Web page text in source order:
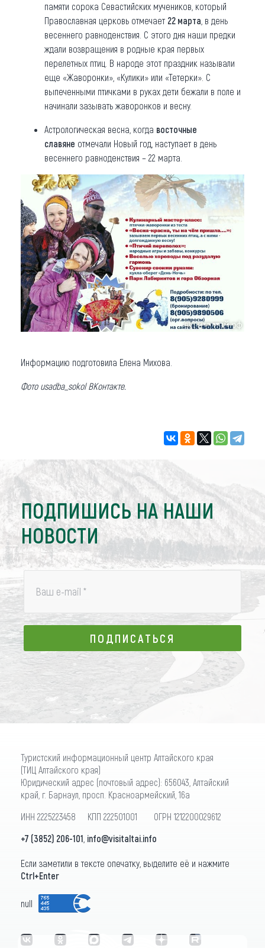
памяти сорока Севастийских мучеников, который
Православная церковь отмечает 22 марта , в день
весеннего равноденствия. С этого дня наши предки
ждали возвращения в родные края первых
перелетных птиц. В народе этот праздник называли
еще «Жаворонки», «Кулики» или «Тетерки». С
выпеченными птичками в руках дети бежали в поле и
начинали зазывать жаворонков и весну.
Астрологическая весна, когда восточные
славяне отмечали Новый год, наступает в день
весеннего равноденствия – 22 марта.
Информацию подготовила Елена Михова.
Фото usadba_sokol ВКонтакте.
ПОДПИШИСЬ НА НАШИ
НОВОСТИ
Ваш e-mail *
ПОДПИСАТЬСЯ
ПОДПИСАТЬСЯ
Туристский информационный центр Алтайского края
(ТИЦ Алтайского края)
Юридический адрес (почтовый адрес): 656043, Алтайский
край, г. Барнаул, просп. Красноармейский, 16а
ИНН 2225223458 КПП 222501001 ОГРН 1212200029612
+7 (3852) 206-101 info@visitaltai.info
Если заметили в тексте опечатку, выделите её и нажмите
Ctrl+Enter
null